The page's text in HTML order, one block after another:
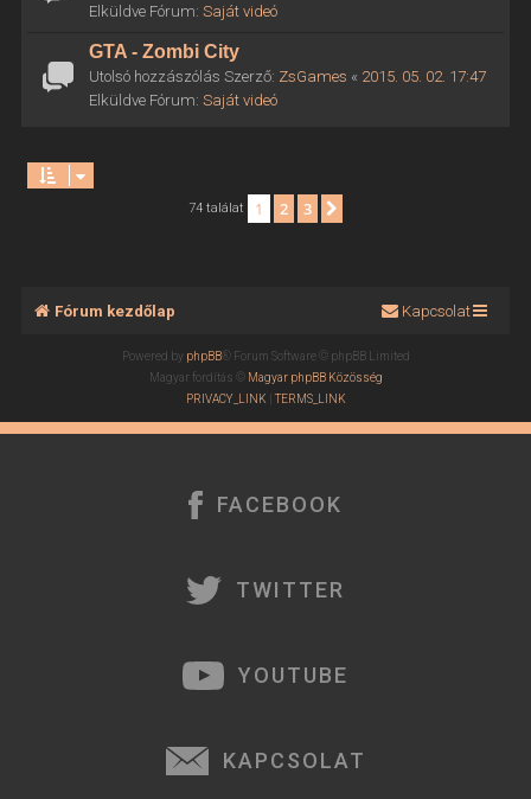
Elküldve Fórum: Saját videó
GTA - Zombi City
Utolsó hozzászólás Szerző: ZsGames « 2015. 05. 02. 17:47
Elküldve Fórum: Saját videó
74 találat 1 2 3
Fórum kezdőlap Kapcsolat
Powered by phpBB® Forum Software © phpBB Limited
Magyar fordítás ©
Magyar phpBB Közösség
PRIVACY_LINK| TERMS_LINK
FACEBOOK
TWITTER
YOUTUBE
KAPCSOLAT